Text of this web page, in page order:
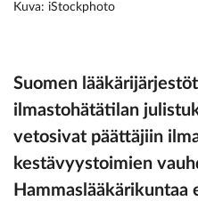
Kuva: iStockphoto
Suomen
ilmastohätätilan
vetosivat päättäjiin
kestävyystoimien